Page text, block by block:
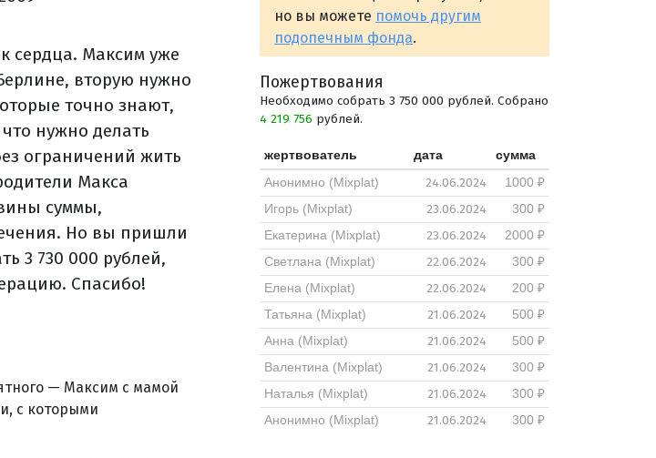
сердца. Максим уже
вторую нужно
точно знают,
нужно делать
ограничений жить
Макса
суммы,
Но вы пришли
3 730 000 рублей,
Спасибо!
— Максим с мамой
с которыми
но вы можете помочь другим
подопечным фонда.
Пожертвования
Необходимо собрать 3 750 000 рублей. Собрано
4 219 756 рублей.
жертвователь дата
сумма
Анонимно (Mixplat)
24.06.2024
1000 ₽
Игорь (Mixplat)
23.06.2024
300 ₽
Екатерина (Mixplat)
23.06.2024
2000 ₽
Светлана (Mixplat)
22.06.2024
300 ₽
Елена (Mixplat)
22.06.2024
200 ₽
Татьяна (Mixplat)
21.06.2024
500 ₽
Анна (Mixplat)
21.06.2024
500 ₽
Валентина (Mixplat)
21.06.2024
300 ₽
Наталья (Mixplat)
21.06.2024
300 ₽
Анонимно (Mixplat)
21.06.2024 300 ₽